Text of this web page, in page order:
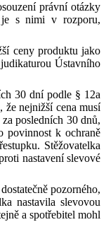
právní otázky
je s nimi v rozporu,
ceny produktu jako
Ústavního
30 dní podle § 12a
že nejnižší cena musí
posledních 30 dnů,
povinnost k ochraně
Stěžovatelka
nastavení slevové
dostatečně pozorného,
nastavila slevovou
a spotřebitel mohl